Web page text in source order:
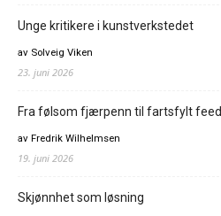
Unge kritikere i kunstverkstedet
av Solveig Viken
23. juni 2026
Fra følsom fjærpenn til fartsfylt feed
av Fredrik Wilhelmsen
19. juni 2026
Skjønnhet som løsning